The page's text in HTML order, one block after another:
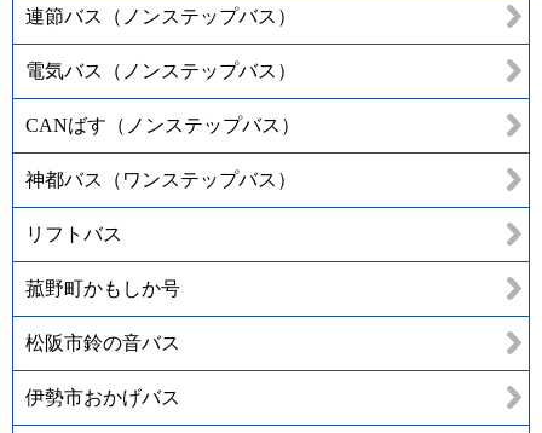
連節バス（ノンステップバス）
電気バス（ノンステップバス）
CANばす（ノンステップバス）
神都バス（ワンステップバス）
リフトバス
菰野町かもしか号
松阪市鈴の音バス
伊勢市おかげバス